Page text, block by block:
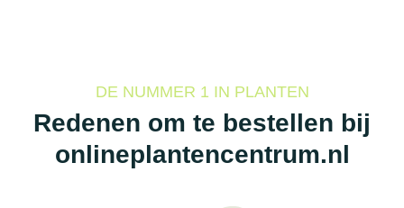
DE NUMMER 1 IN PLANTEN
Redenen om te bestellen bij
onlineplantencentrum.nl